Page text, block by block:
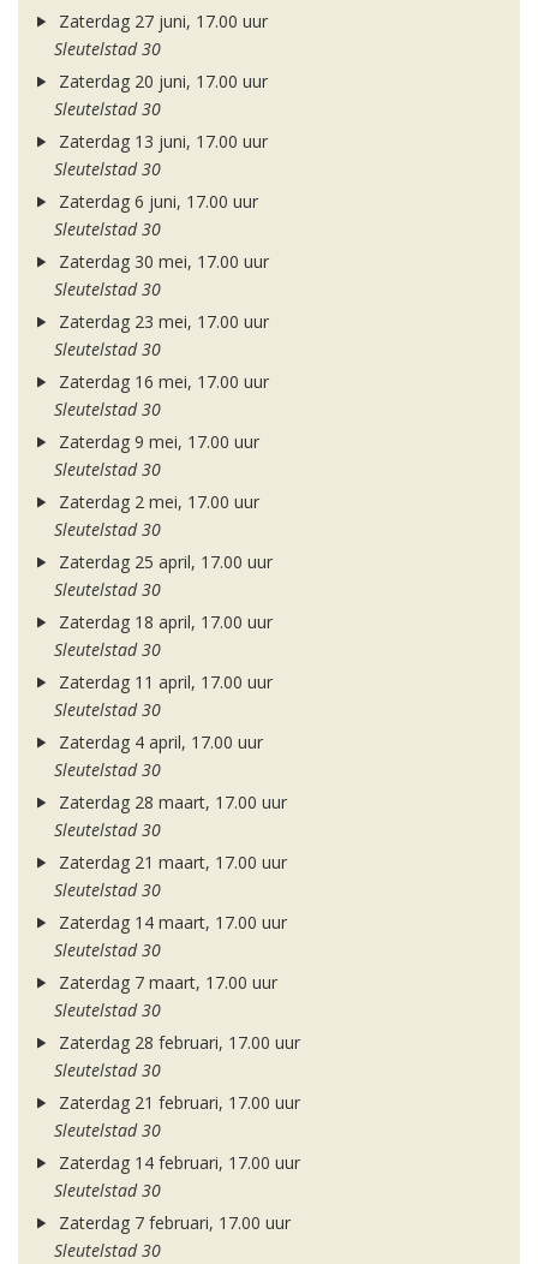
Zaterdag 27 juni, 17.00 uur
Sleutelstad 30
Zaterdag 20 juni, 17.00 uur
Sleutelstad 30
Zaterdag 13 juni, 17.00 uur
Sleutelstad 30
Zaterdag 6 juni, 17.00 uur
Sleutelstad 30
Zaterdag 30 mei, 17.00 uur
Sleutelstad 30
Zaterdag 23 mei, 17.00 uur
Sleutelstad 30
Zaterdag 16 mei, 17.00 uur
Sleutelstad 30
Zaterdag 9 mei, 17.00 uur
Sleutelstad 30
Zaterdag 2 mei, 17.00 uur
Sleutelstad 30
Zaterdag 25 april, 17.00 uur
Sleutelstad 30
Zaterdag 18 april, 17.00 uur
Sleutelstad 30
Zaterdag 11 april, 17.00 uur
Sleutelstad 30
Zaterdag 4 april, 17.00 uur
Sleutelstad 30
Zaterdag 28 maart, 17.00 uur
Sleutelstad 30
Zaterdag 21 maart, 17.00 uur
Sleutelstad 30
Zaterdag 14 maart, 17.00 uur
Sleutelstad 30
Zaterdag 7 maart, 17.00 uur
Sleutelstad 30
Zaterdag 28 februari, 17.00 uur
Sleutelstad 30
Zaterdag 21 februari, 17.00 uur
Sleutelstad 30
Zaterdag 14 februari, 17.00 uur
Sleutelstad 30
Zaterdag 7 februari, 17.00 uur
Sleutelstad 30